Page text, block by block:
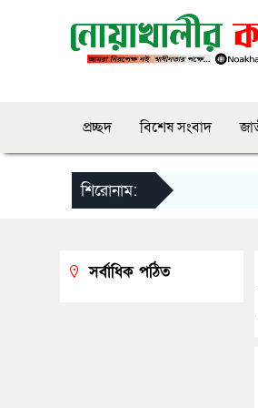
প্রচ্ছদ বিশেষ সংবাদ
শিরোনাম:
সর্বাধিক পঠিত